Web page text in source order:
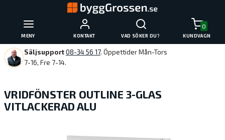
MENY KONTAKT VAD SÖKER DU?
0
KUNDVAGN
Säljsupport08-34 56 17. Öppettider Mån-Tors
7-16, Fre 7-14.
VRIDFÖNSTER OUTLINE 3-GLAS
VITLACKERAD ALU